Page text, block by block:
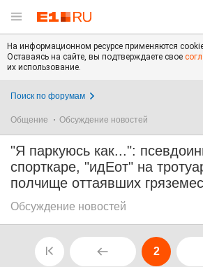
На информационном ресурсе применяются
Оставаясь на сайте, вы подтверждаете свое
их использование.
Поиск по форумам
Общение Обсуждение новостей
"Я паркуюсь как...":
спорткаре, "идЕот" на
полчище оттаявших
Обсуждение новостей
2